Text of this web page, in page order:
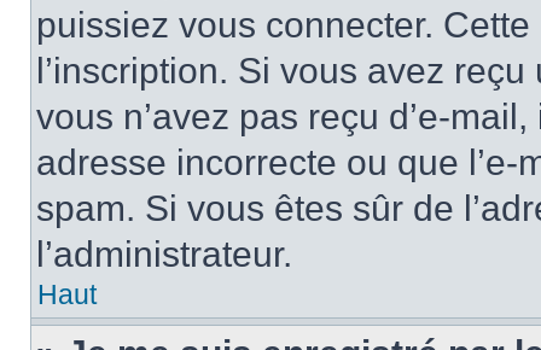
puissiez vous connecter.
l’inscription. Si vous avez
vous n’avez pas reçu d’e-
adresse incorrecte ou que
spam. Si vous êtes sûr de
l’administrateur.
Haut